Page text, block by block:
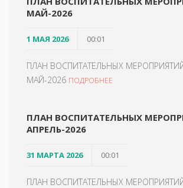
МАЙ-2026
1 МАЯ 2026 00:01
ПЛАН ВОСПИТАТЕЛЬНЫХ
МАЙ-2026 ПОДРОБНЕЕ
ПЛАН ВОСПИТАТЕЛЬНЫХ
АПРЕЛЬ-2026
31 МАРТА 2026 00:01
ПЛАН ВОСПИТАТЕЛЬНЫХ